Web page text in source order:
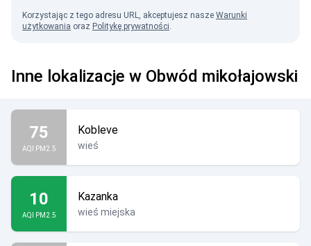
Korzystając z tego adresu URL, akceptujesz nasze Warunki
użytkowania oraz Politykę prywatności.
Inne lokalizacje w Obwód mikołajowski
75
AQI PM2.5
Kobleve
wieś
10
AQI PM2.5
Kazanka
wieś miejska